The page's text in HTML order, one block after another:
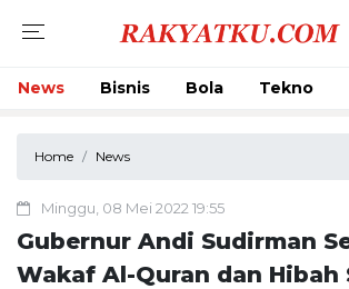
News Bisnis Bola Tekno
Home News
Minggu, 08 Mei 2022 19:55
Gubernur Andi Sudirman
Wakaf Al-Quran dan Hibah